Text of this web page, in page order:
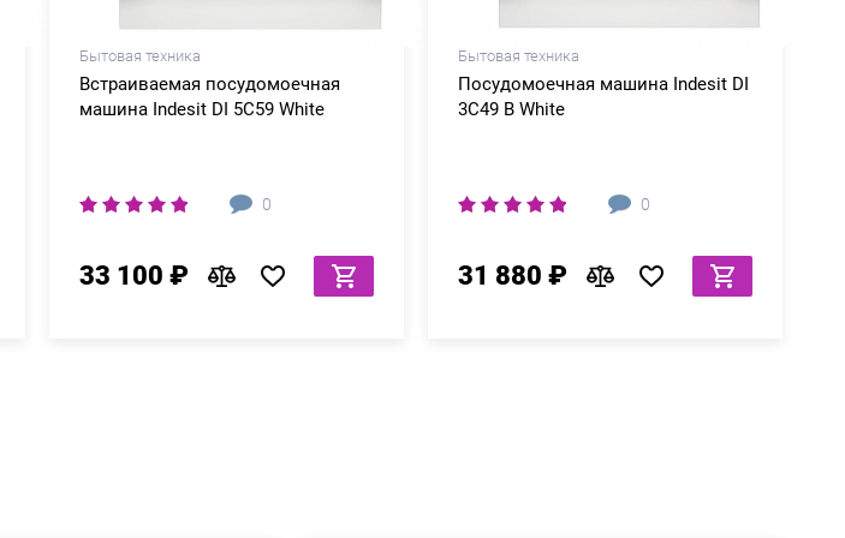
Бытовая техника
Встраиваемая посудомоечная
машина Indesit DI 5C59 White
0
33 100 ₽
Бытовая техника
Посудомоечная машина Indesit DI
3C49 B White
0
31 880 ₽